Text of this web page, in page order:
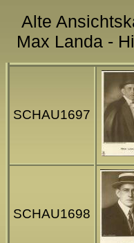
Alte
Max Landa -
SCHAU1697
SCHAU1698